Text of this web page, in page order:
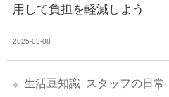
用して負担を軽減しよう
2025-03-08
生活豆知識 スタッフの日常